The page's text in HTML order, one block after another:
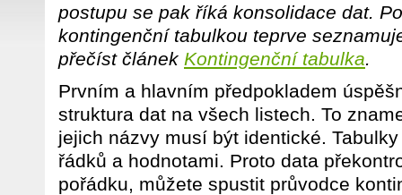
postupu se pak říká konsolidace dat.
kontingenční tabulkou teprve
přečíst článek Kontingenční tabulka.
Prvním a hlavním předpokladem
struktura dat na všech listech. To
jejich názvy musí být identické.
řádků a hodnotami. Proto data
pořádku, můžete spustit průvodce